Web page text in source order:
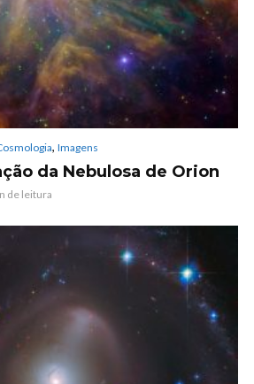
, Imagens
da Nebulosa de Orion
de leitura